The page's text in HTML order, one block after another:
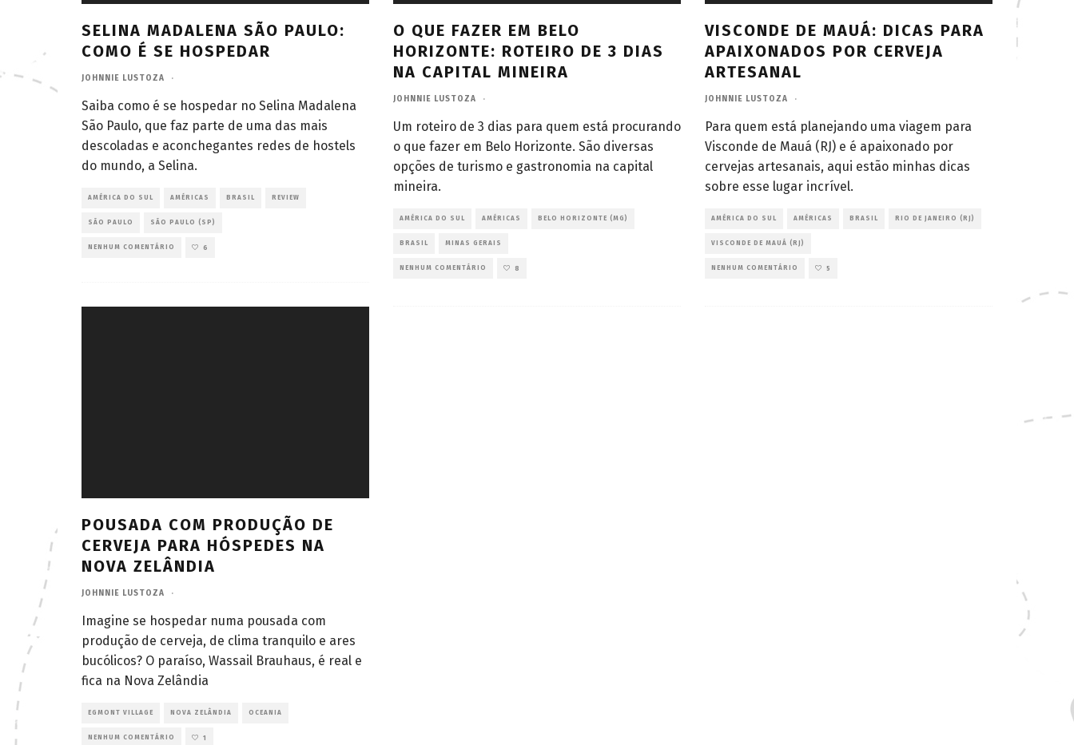
SELINA MADALENA SÃO PAULO:
COMO É SE HOSPEDAR
JOHNNIE LUSTOZA ·
Saiba como é se hospedar no Selina Madalena
São Paulo, que faz parte de uma das mais
descoladas e aconchegantes redes de hostels
do mundo, a Selina.
AMÉRICA DO SUL AMÉRICAS BRASIL REVIEW
SÃO PAULO SÃO PAULO (SP)
NENHUM COMENTÁRIO 6
O QUE FAZER EM BELO
HORIZONTE: ROTEIRO DE 3 DIAS
NA CAPITAL MINEIRA
JOHNNIE LUSTOZA ·
Um roteiro de 3 dias para quem está procurando
o que fazer em Belo Horizonte. São diversas
opções de turismo e gastronomia na capital
mineira.
AMÉRICA DO SUL AMÉRICAS BELO HORIZONTE (MG)
BRASIL MINAS GERAIS
NENHUM COMENTÁRIO 8
VISCONDE DE MAUÁ: DICAS PARA
APAIXONADOS POR CERVEJA
ARTESANAL
JOHNNIE LUSTOZA ·
Para quem está planejando uma viagem para
Visconde de Mauá (RJ) e é apaixonado por
cervejas artesanais, aqui estão minhas dicas
sobre esse lugar incrível.
AMÉRICA DO SUL AMÉRICAS BRASIL RIO DE JANEIRO (RJ)
VISCONDE DE MAUÁ (RJ)
NENHUM COMENTÁRIO 5
POUSADA COM PRODUÇÃO DE
CERVEJA PARA HÓSPEDES NA
NOVA ZELÂNDIA
JOHNNIE LUSTOZA ·
Imagine se hospedar numa pousada com
produção de cerveja, de clima tranquilo e ares
bucólicos? O paraíso, Wassail Brauhaus, é real e
fica na Nova Zelândia
EGMONT VILLAGE NOVA ZELÂNDIA OCEANIA
NENHUM COMENTÁRIO 1